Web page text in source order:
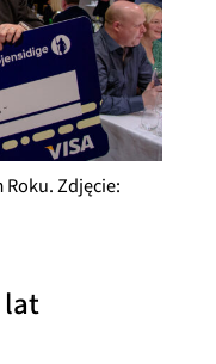
Zdjęcie:
lat